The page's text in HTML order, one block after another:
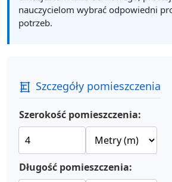
nauczycielom wybrać odpowiedni
potrzeb.
Szczegóły pomieszczenia
Szerokość pomieszczenia:
Długość pomieszczenia: